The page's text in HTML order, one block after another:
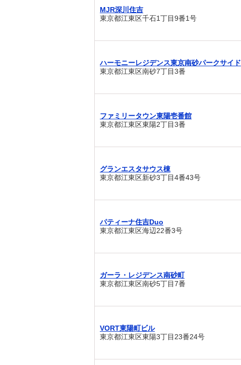
MJR深川住吉
東京都江東区千石1丁目9番1号
ハーモニーレジデンス東京南砂パークサイド
東京都江東区南砂7丁目3番
ファミリータウン東陽壱番館
東京都江東区東陽2丁目3番
グランエスタサウス棟
東京都江東区新砂3丁目4番43号
パティーナ住吉Duo
東京都江東区海辺22番3号
ガーラ・レジデンス南砂町
東京都江東区南砂5丁目7番
VORT東陽町ビル
東京都江東区東陽3丁目23番24号